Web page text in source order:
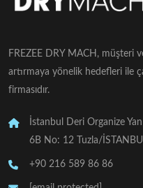
FREZEE DRY MACH, müşteri
artırmaya yönelik hedefleri ile
firmasıdır.
İstanbul Deri Organize
6B No: 12 Tuzla/
+90 216 589 86 86